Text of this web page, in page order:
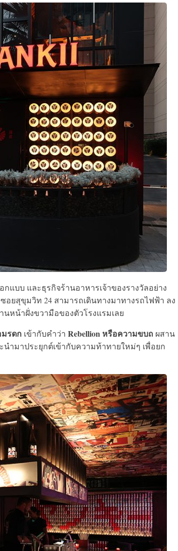
แบบ และธุรกิจร้านอาหารเจ้าของรางวัลอย่าง
ซอยสุขุมวิท 24 สามารถเดินทางมาทางรถไฟฟ้า ลง
นหน้าฝั่งขวามือของตัวโรงแรมเลย
มรดก เข้ากับคำว่า Rebellion หรือความขบถ ผสาน
ำมาประยุกต์เข้ากับความท้าทายใหม่ๆ เพื่อยก